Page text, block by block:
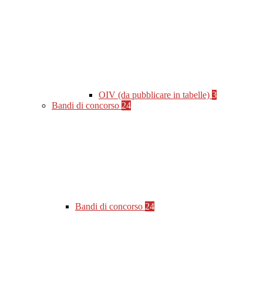
OIV (da pubblicare in tabelle) 3
Bandi di concorso 24
Bandi di concorso 24